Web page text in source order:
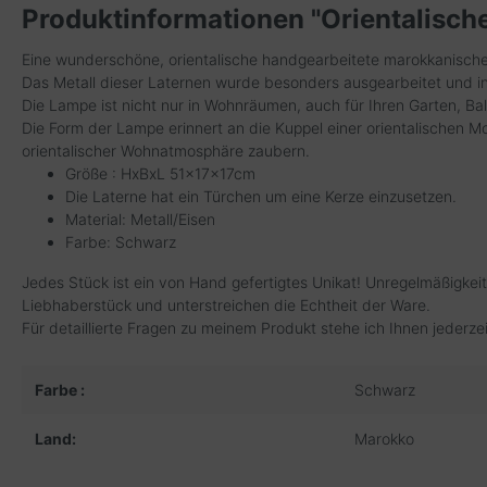
Produktinformationen
Eine wunderschöne, orientalische handgearbeitete
Das Metall dieser Laternen wurde besonders ausgearbeitet und
Die Lampe ist nicht nur in Wohnräumen, auch für Ihren Garten,
Die Form der Lampe erinnert an die Kuppel einer orientalischen
orientalischer Wohnatmosphäre zaubern.
Größe : HxBxL 51x17x17cm
Die Laterne hat ein Türchen um eine Kerze einzusetzen.
Material: Metall/Eisen
Farbe: Schwarz
Jedes Stück ist ein von Hand gefertigtes Unikat!
Liebhaberstück und unterstreichen die Echtheit der Ware.
Für detaillierte Fragen zu meinem Produkt stehe ich Ihnen
Farbe : Schwarz
Land: Marokko